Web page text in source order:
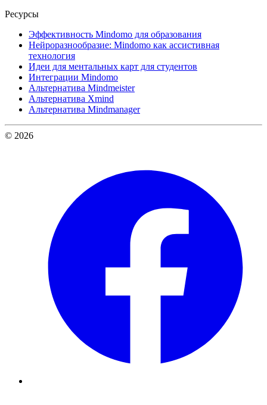
Ресурсы
Эффективность Mindomo для образования
Нейроразнообразие: Mindomo как ассистивная
технология
Идеи для ментальных карт для студентов
Интеграции Mindomo
Альтернатива Mindmeister
Альтернатива Xmind
Альтернатива Mindmanager
© 2026